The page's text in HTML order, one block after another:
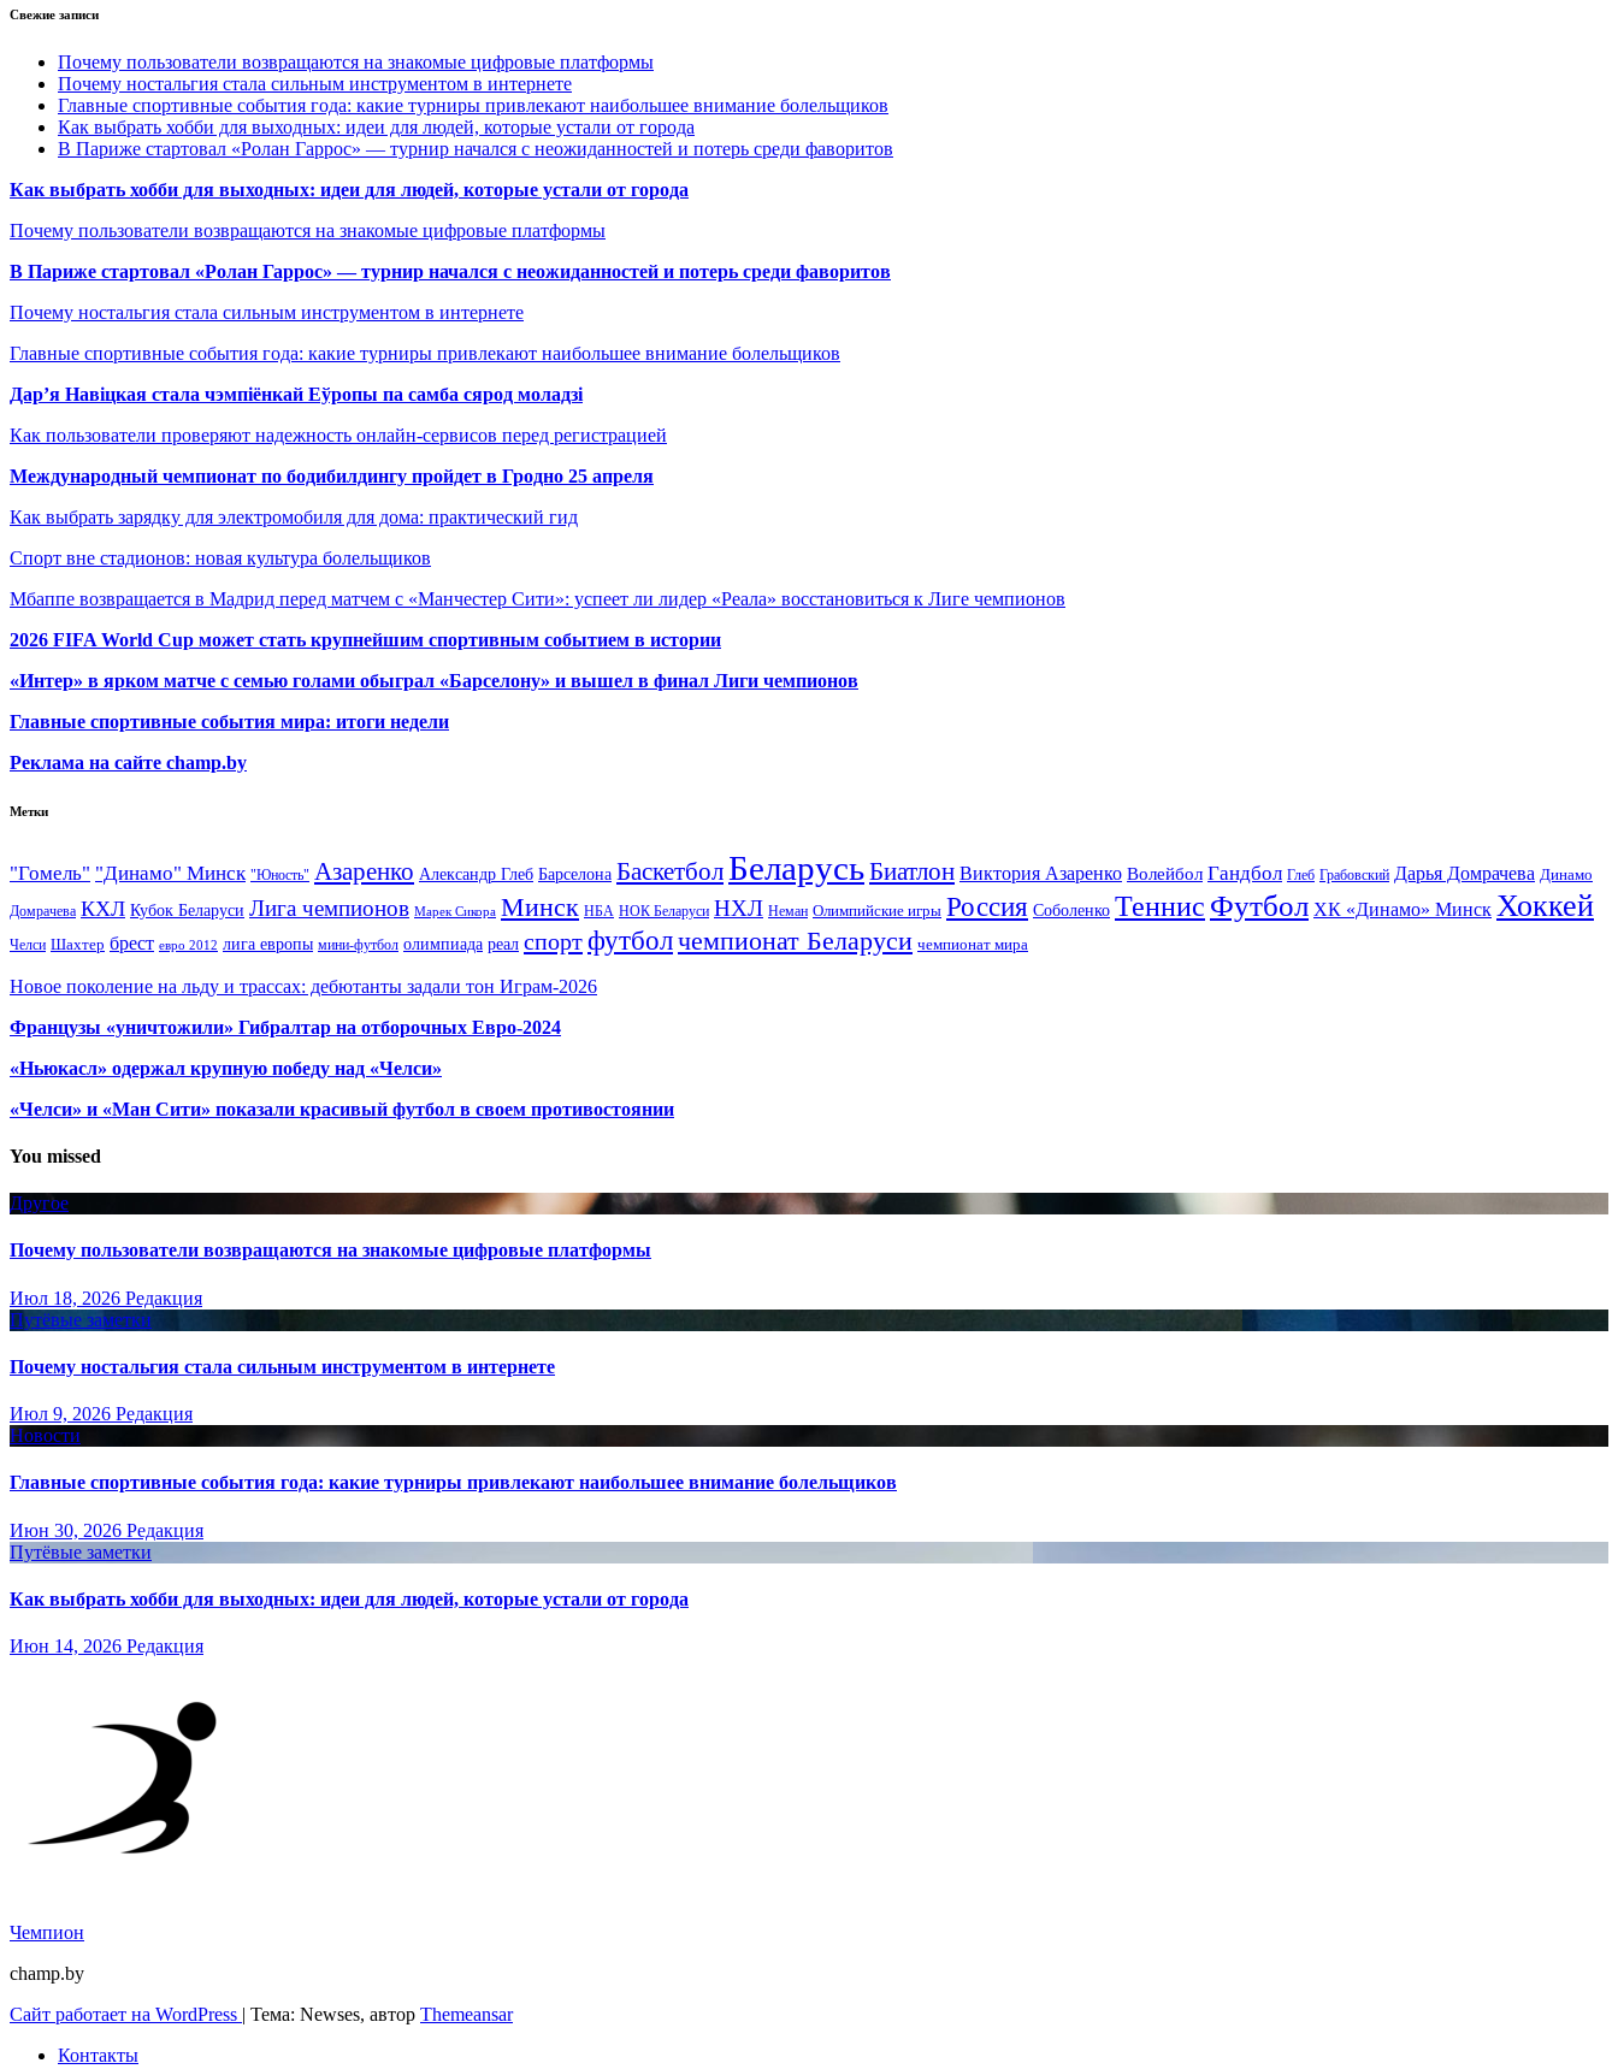
Свежие записи
Почему пользователи возвращаются на знакомые цифровые платформы
Почему ностальгия стала сильным инструментом в интернете
Главные спортивные события года: какие турниры привлекают наибольшее внимание болельщиков
Как выбрать хобби для выходных: идеи для людей, которые устали от города
В Париже стартовал «Ролан Гаррос» — турнир начался с неожиданностей и потерь среди фаворитов
Как выбрать хобби для выходных: идеи для людей, которые устали от города
Почему пользователи возвращаются на знакомые цифровые платформы
В Париже стартовал «Ролан Гаррос» — турнир начался с неожиданностей и потерь среди фаворитов
Почему ностальгия стала сильным инструментом в интернете
Главные спортивные события года: какие турниры привлекают наибольшее внимание болельщиков
Дар’я Навіцкая стала чэмпіёнкай Еўропы па самба сярод моладзі
Как пользователи проверяют надежность онлайн-сервисов перед регистрацией
Международный чемпионат по бодибилдингу пройдет в Гродно 25 апреля
Как выбрать зарядку для электромобиля для дома: практический гид
Спорт вне стадионов: новая культура болельщиков
Мбаппе возвращается в Мадрид перед матчем с «Манчестер Сити»: успеет ли лидер «Реала» восстановиться к Лиге чемпионов
2026 FIFA World Cup может стать крупнейшим спортивным событием в истории
«Интер» в ярком матче с семью голами обыграл «Барселону» и вышел в финал Лиги чемпионов
Главные спортивные события мира: итоги недели
Реклама на сайте champ.by
Метки
"Гомель" "Динамо" Минск "Юность" Азаренко Александр Глеб Барселона Баскетбол БеларусьБиатлон Виктория Азаренко Волейбол Гандбол Глеб Грабовский Дарья Домрачева Динамо
Домрачева КХЛ Кубок Беларуси Лига чемпионов Марек Сикора Минск НБА НОК Беларуси НХЛ Неман Олимпийские игры Россия Соболенко Теннис Футбол ХК «Динамо» Минск Хоккей
Челси Шахтер брест евро 2012 лига европы мини-футбол олимпиада реал спортфутболчемпионат Беларуси чемпионат мира
Новое поколение на льду и трассах: дебютанты задали тон Играм-2026
Французы «уничтожили» Гибралтар на отборочных Евро-2024
«Ньюкасл» одержал крупную победу над «Челси»
«Челси» и «Ман Сити» показали красивый футбол в своем противостоянии
You missed
Другое
Почему пользователи возвращаются на знакомые цифровые платформы
Июл 18, 2026 Редакция
Путёвые заметки
Почему ностальгия стала сильным инструментом в интернете
Июл 9, 2026 Редакция
Новости
Главные спортивные события года: какие турниры привлекают наибольшее внимание болельщиков
Июн 30, 2026 Редакция
Путёвые заметки
Как выбрать хобби для выходных: идеи для людей, которые устали от города
Июн 14, 2026 Редакция
Чемпион
champ.by
Сайт работает на WordPress | Тема: Newses, автор Themeansar
Контакты